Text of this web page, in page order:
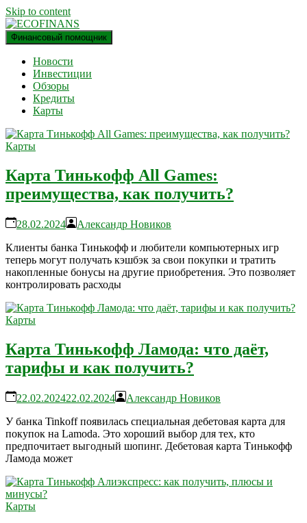
Skip to content
ECOFINANS
финансовый блог
Финансовый помощник
Новости
Инвестиции
Обзоры
Кредиты
Карты
Карты
Карта Тинькофф All Games:
преимущества, как получить?
28.02.2024
Александр Новиков
Клиенты банка Тинькофф и любители компьютерных игр
теперь могут получать кэшбэк за свои покупки и тратить
накопленные бонусы на другие приобретения. Это позволяет
контролировать расходы
Карты
Карта Тинькофф Ламода: что даёт,
тарифы и как получить?
22.02.202422.02.2024
Александр Новиков
У банка Tinkoff появилась специальная дебетовая карта для
покупок на Lamoda. Это хороший выбор для тех, кто
предпочитает выгодный шопинг. Дебетовая карта Тинькофф
Ламода может
Карты